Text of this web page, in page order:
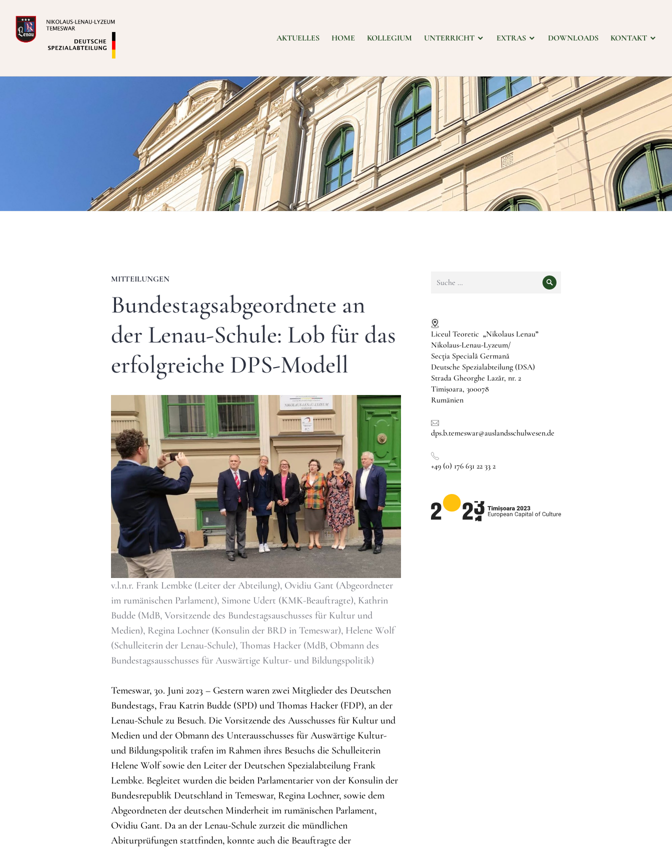
Inhalt
springen
Deutsche Spezialabteilung
AKTUELLES HOME KOLLEGIUM UNTERRICHT EXTRAS DOWNLOADS KONTAKT
MITTEILUNGEN
Bundestagsabgeordnete an
der Lenau-Schule: Lob für das
erfolgreiche DPS-Modell
v.l.n.r. Frank Lembke (Leiter der Abteilung), Ovidiu Gant (Abgeordneter
im rumänischen Parlament), Simone Udert (KMK-Beauftragte), Kathrin
Budde (MdB, Vorsitzende des Bundestagsauschusses für Kultur und
Medien), Regina Lochner (Konsulin der BRD in Temeswar), Helene Wolf
(Schulleiterin der Lenau-Schule), Thomas Hacker (MdB, Obmann des
Bundestagsausschusses für Auswärtige Kultur- und Bildungspolitik)
Temeswar, 30. Juni 2023 – Gestern waren zwei Mitglieder des Deutschen
Bundestags, Frau Katrin Budde (SPD) und Thomas Hacker (FDP), an der
Lenau-Schule zu Besuch. Die Vorsitzende des Ausschusses für Kultur und
Medien und der Obmann des Unterausschusses für Auswärtige Kultur-
und Bildungspolitik trafen im Rahmen ihres Besuchs die Schulleiterin
Helene Wolf sowie den Leiter der Deutschen Spezialabteilung Frank
Lembke. Begleitet wurden die beiden Parlamentarier von der Konsulin der
Bundesrepublik Deutschland in Temeswar, Regina Lochner, sowie dem
Abgeordneten der deutschen Minderheit im rumänischen Parlament,
Ovidiu Gant. Da an der Lenau-Schule zurzeit die mündlichen
Abiturprüfungen stattfinden, konnte auch die Beauftragte der
nach:
Suche
Liceul Teoretic „Nikolaus Lenau”
Nikolaus-Lenau-Lyzeum/
Secţia Specială Germană
Deutsche Spezialabteilung (DSA)
Strada Gheorghe Lazăr, nr. 2
Timișoara, 300078
Rumänien
dps.b.temeswar@auslandsschulwesen.de
+49 (0) 176 631 22 33 2